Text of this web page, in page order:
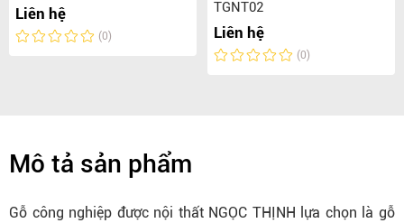
Liên hệ
(0)
TGNT02
Liên hệ
(0)
Mô tả sản phẩm
Gỗ công nghiệp được nội thất NGỌC THỊNH lựa chọn là gỗ